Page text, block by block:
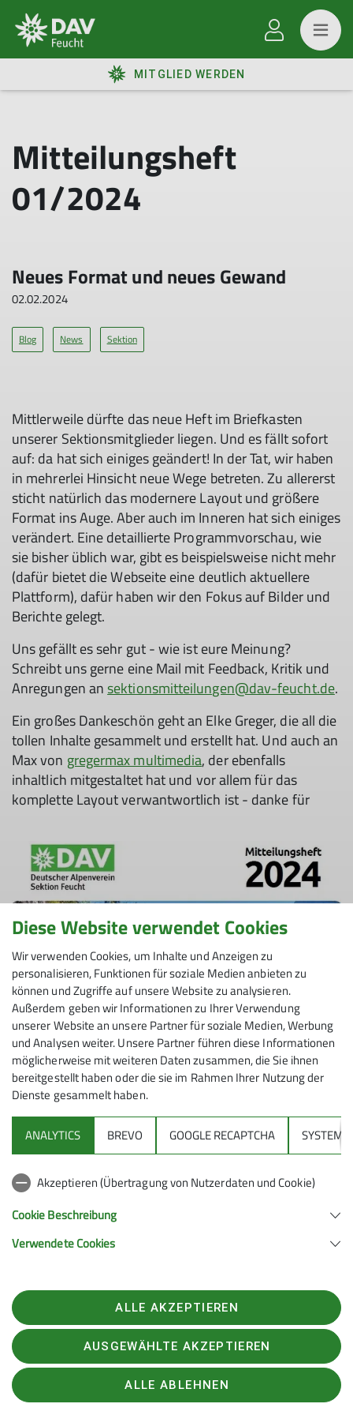
MITGLIED WERDEN
Mitteilungsheft
01/2024
Neues Format und neues Gewand
02.02.2024
Blog News Sektion
Mittlerweile dürfte das neue Heft im Briefkasten
unserer Sektionsmitglieder liegen. Und es fällt sofort
auf: da hat sich einiges geändert! In der Tat, wir haben
in mehrerlei Hinsicht neue Wege betreten. Zu allererst
sticht natürlich das modernere Layout und größere
Format ins Auge. Aber auch im Inneren hat sich einiges
verändert. Eine detaillierte Programmvorschau, wie
sie bisher üblich war, gibt es beispielsweise nicht mehr
(dafür bietet die Webseite eine deutlich aktuellere
Plattform), dafür haben wir den Fokus auf Bilder und
Berichte gelegt.
Uns gefällt es sehr gut - wie ist eure Meinung?
Schreibt uns gerne eine Mail mit Feedback, Kritik und
Anregungen ansektionsmitteilungen@dav-feucht.de.
Ein großes Dankeschön geht an Elke Greger, die all die
tollen Inhalte gesammelt und erstellt hat. Und auch an
Max von gregermax multimedia, der ebenfalls
inhaltlich mitgestaltet hat und vor allem für das
komplette Layout verwantwortlich ist - danke für
© DAV-Sektion Feucht
Sektion
Gruppen
90537 Feucht
Telefon +4991287238865
Datenschutz-Einstellungen
Datenschutz
Kontakt
Diese Website verwendet Cookies
Wir verwenden Cookies, um Inhalte und Anzeigen zu
personalisieren, Funktionen für soziale Medien anbieten zu
können und Zugriffe auf unsere Website zu analysieren.
Außerdem geben wir Informationen zu Ihrer Verwendung
unserer Website an unsere Partner für soziale Medien, Werbung
und Analysen weiter. Unsere Partner führen diese Informationen
möglicherweise mit weiteren Daten zusammen, die Sie ihnen
bereitgestellt haben oder die sie im Rahmen Ihrer Nutzung der
Dienste gesammelt haben.
ANALYTICS BREVO GOOGLE RECAPTCHA SYSTEM
Akzeptieren (Übertragung von Nutzerdaten und Cookie)
Cookie Beschreibung
Verwendete Cookies
ALLE AKZEPTIEREN
AUSGEWÄHLTE AKZEPTIEREN
ALLE ABLEHNEN